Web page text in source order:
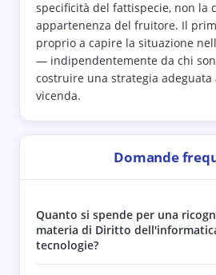
specificità del fattispecie, non la
appartenenza del fruitore. Il
proprio a capire la situazione
— indipendentemente da chi
costruire una strategia adeguata
vicenda.
Domande
Quanto si spende per una
materia di Diritto
tecnologie?